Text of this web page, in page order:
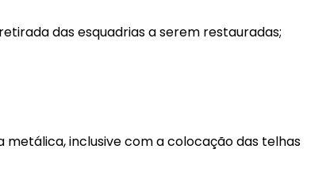
das esquadrias a serem restauradas;
inclusive com a colocação das telhas